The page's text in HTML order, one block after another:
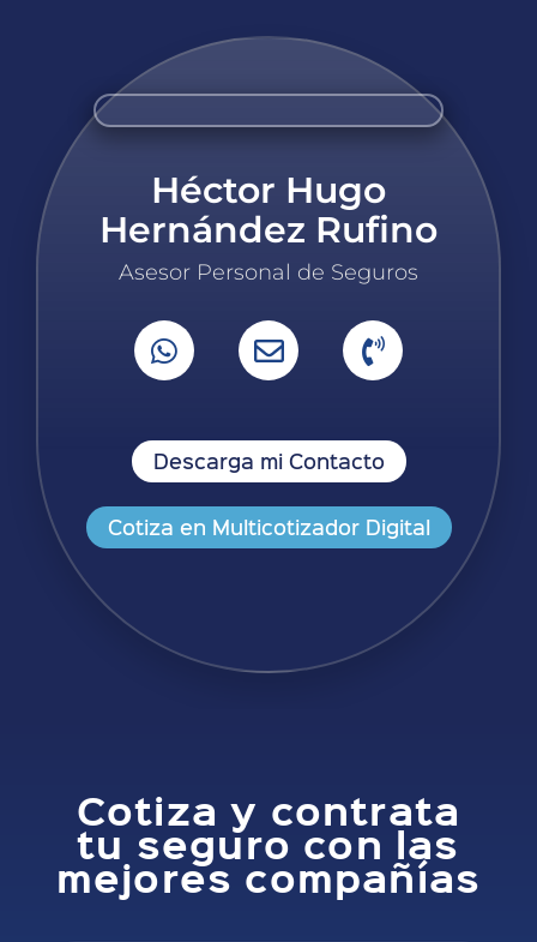
Héctor Hugo
Hernández Rufino
Asesor Personal de Seguros
Descarga mi Contacto
Cotiza en Multicotizador Digital
Cotiza y contrata
tu seguro con las
mejores compañías